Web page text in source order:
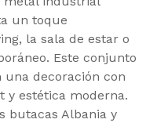
un toque
la sala de estar o
Este conjunto
una decoración con
y estética moderna.
butacas Albania y